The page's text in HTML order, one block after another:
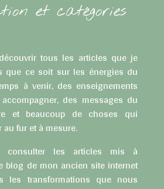
et catégories
tous les articles que je
que ce soit sur les énergies du
à venir, des enseignements
des messages du
et beaucoup de choses qui
fur et à mesure.
consulter les articles mis à
blog de mon ancien site internet
les transformations que nous